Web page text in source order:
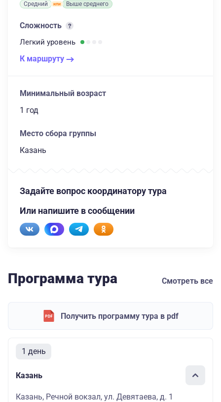
Средний Выше среднего
Сложность
Легкий уровень
К маршруту
Минимальный возраст
1 год
Место сбора группы
Казань
Задайте вопрос координатору тура
Или напишите в сообщении
Программа тура Смотреть все
Получить программу тура в pdf
1 день
Казань
Казань, Речной вокзал, ул. Девятаева, д. 1